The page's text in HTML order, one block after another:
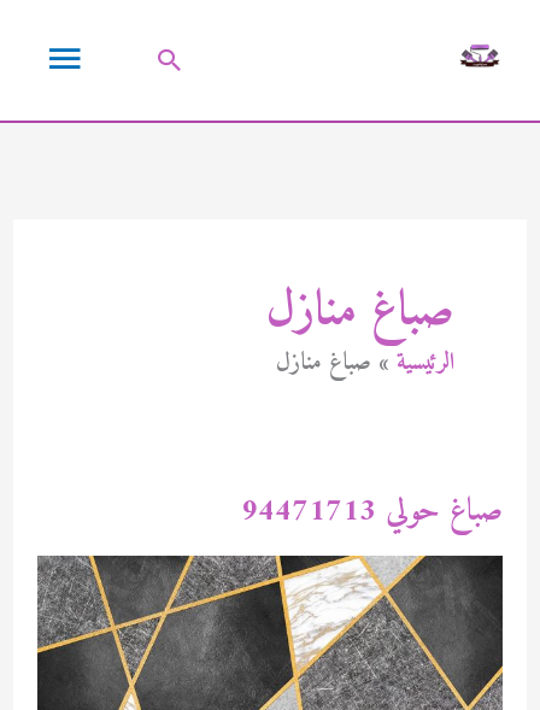
القائمة
البحث
صباغ منازل
الرئيسية صباغ منازل
صباغ حولي 94471713